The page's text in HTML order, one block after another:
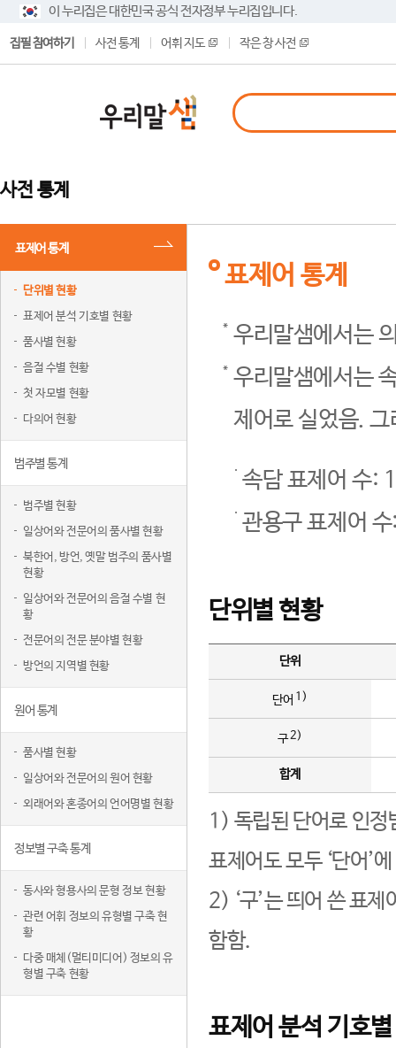
이 누리집은 대한민국 공식 전자정부 누리집입니다.
집필 참여하기 사전 통계 어휘 지도 작은 창 사전
사전 통계
표제어 통계
단위별 현황
표제어 분석 기호별 현황
품사별 현황
음절 수별 현황
첫 자모별 현황
다의어 현황
범주별 통계
범주별 현황
일상어와 전문어의 품사별 현황
북한어, 방언, 옛말 범주의 품사별
현황
일상어와 전문어의 음절 수별 현
황
전문어의 전문 분야별 현황
방언의 지역별 현황
원어 통계
품사별 현황
일상어와 전문어의 원어 현황
외래어와 혼종어의 언어명별 현황
정보별 구축 통계
동사와 형용사의 문형 정보 현황
관련 어휘 정보의 유형별 구축 현
황
다중 매체(멀티미디어) 정보의 유
형별 구축 현황
표제어 통계
우리말샘에서는
우리말샘에서는
제어로 실었음.
속담 표제어 수:
관용구 표제어
단위별 현황
단위
단어 1)
구2)
합계
1) 독립된 단어로 인정
표제어도 모두 ‘단어’
2) ‘구’는 띄어 쓴 표
함함.
표제어 분석 기호